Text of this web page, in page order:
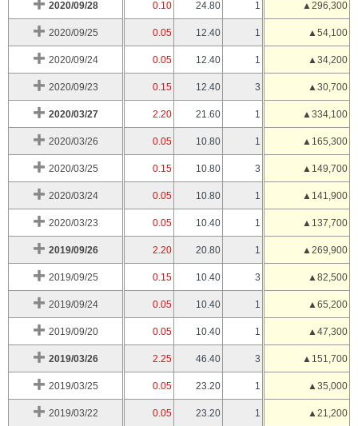
2020/09/28 0.10 24.80 1 ▲296,300
2020/09/25 0.05 12.40 1 ▲54,100
2020/09/24 0.05 12.40 1 ▲34,200
2020/09/23 0.15 12.40 3 ▲30,700
2020/03/27 2.20 21.60 1 ▲334,100
2020/03/26 0.05 10.80 1 ▲165,300
2020/03/25 0.15 10.80 3 ▲149,700
2020/03/24 0.05 10.80 1 ▲141,900
2020/03/23 0.05 10.40 1 ▲137,700
2019/09/26 2.20 20.80 1 ▲269,900
2019/09/25 0.15 10.40 3 ▲82,500
2019/09/24 0.05 10.40 1 ▲65,200
2019/09/20 0.05 10.40 1 ▲47,300
2019/03/26 2.25 46.40 3 ▲151,700
2019/03/25 0.05 23.20 1 ▲35,000
2019/03/22 0.05 23.20 1 ▲21,200